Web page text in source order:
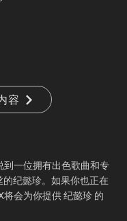
容
到一位拥有出色歌曲和专
纪懿珍。如果你也正在
会为你提供 纪懿珍 的